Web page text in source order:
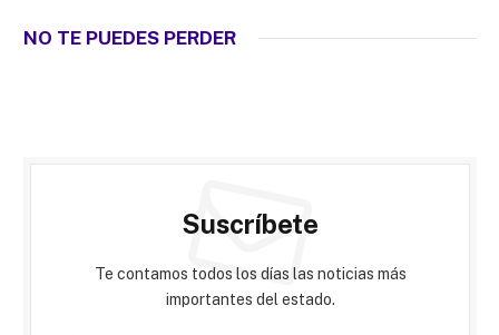
NO TE PUEDES PERDER
Suscríbete
Te contamos todos los días las noticias más
importantes del estado.